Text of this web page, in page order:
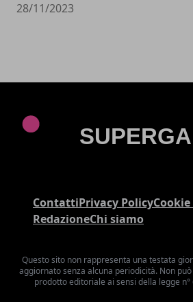
28/11/2023
ContattiPrivacy Policy
RedazioneChi siamo
Questo sito non rappresenta una testata
aggiornato senza alcuna periodicità. Non
prodotto editoriale ai sensi della legge